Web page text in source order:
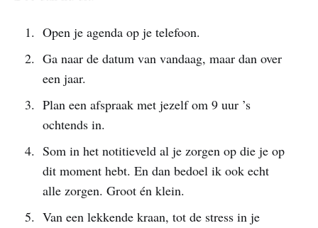
Open je agenda op je telefoon.
Ga naar de datum van vandaag, maar dan over
een jaar.
Plan een afspraak met jezelf om 9 uur ’s
ochtends in.
Som in het notitieveld al je zorgen op die je op
dit moment hebt. En dan bedoel ik ook echt
alle zorgen. Groot én klein.
Van een lekkende kraan, tot de stress in je